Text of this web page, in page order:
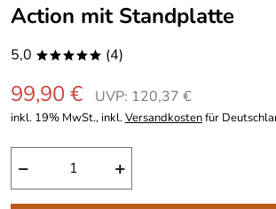
Action mit Standplatte
5,0 ***** (4)
99,90 € UVP: 120,37 €
inkl. 19% MwSt., inkl.Versandkostenfür
− +